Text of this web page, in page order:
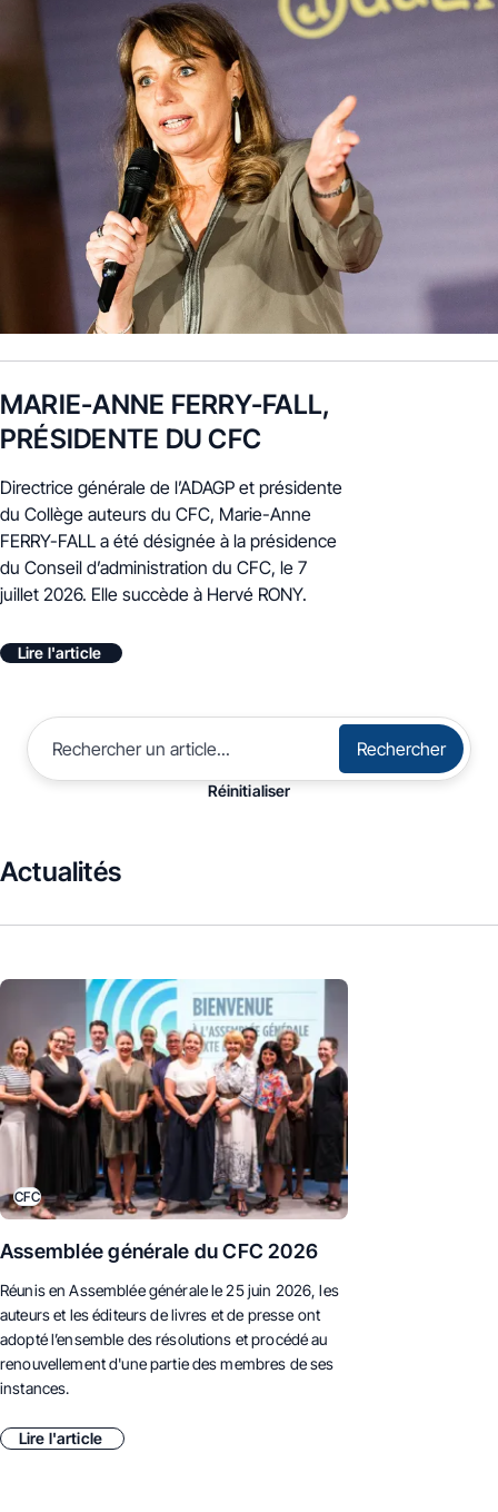
MARIE-ANNE FERRY-FALL,
PRÉSIDENTE DU CFC
Directrice générale de l’ADAGP et présidente
du Collège auteurs du CFC, Marie-Anne
FERRY-FALL a été désignée à la présidence
du Conseil d’administration du CFC, le 7
juillet 2026. Elle succède à Hervé RONY.
Lire l'article
Rechercher
Réinitialiser
Actualités
CFC
Assemblée générale du CFC 2026
Réunis en Assemblée générale le 25 juin 2026,les
auteurs et les éditeurs de livres et de presse ont
adopté l’ensemble des résolutions et procédé au
renouvellement d'une partie des membres de ses
instances.
Lire l'article